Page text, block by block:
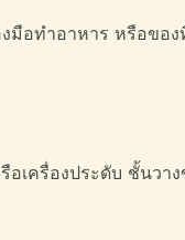
มือทำอาหาร หรือขอ
เครื่องประดับ ชั้นวาง